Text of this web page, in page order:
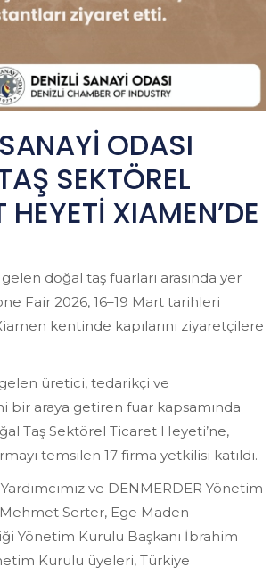
ODASI
SEKTÖREL
HEYETİ XIAMEN’DE
doğal taş fuarları arasında yer
Fair 2026, 16–19 Mart tarihleri
kentinde kapılarını ziyaretçilere
üretici, tedarikçi ve
bir araya getiren fuar kapsamında
Taş Sektörel Ticaret Heyeti’ne,
temsilen 17 firma yetkilisi katıldı.
ve DENMERDER Yönetim
Serter, Ege Maden
Yönetim Kurulu Başkanı İbrahim
Kurulu üyeleri, Türkiye